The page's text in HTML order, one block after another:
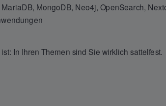
MongoDB, Neo4j, OpenSearch,
In Ihren Themen sind Sie wirklich sattelfest.